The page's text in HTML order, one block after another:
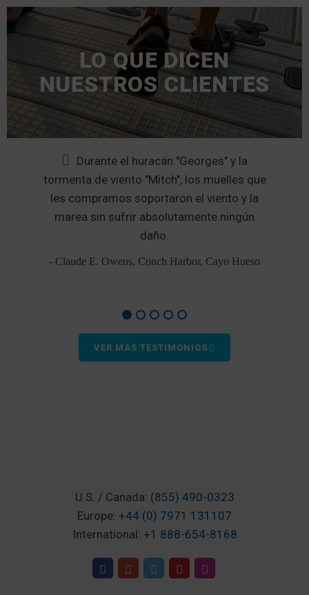
LO QUE DICEN
NUESTROS CLIENTES
Durante el huracán "Georges" y la
tormenta de viento "Mitch", los muelles que
les compramos soportaron el viento y la
marea sin sufrir absolutamente ningún
daño.
- Claude E. Owens, Conch Harbor, Cayo Hueso
VER MÁS TESTIMONIOS
U.S. / Canada: (855) 490-0323
Europe: +44 (0) 7971 131107
International: +1 888-654-8168